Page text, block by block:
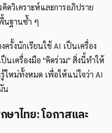
ดวิเคราะห์และการอภิปราย
นฐานซ้ำ ๆ
รั้งนักเรียนใช้ AI เป็นเครื่อง
เครื่องมือ "คิดร่วม" สิ่งนี้ทำให้
ใหม่ทั้งหมด เพื่อให้แน่ใจว่า AI
น
าไทย: โอกาสและ